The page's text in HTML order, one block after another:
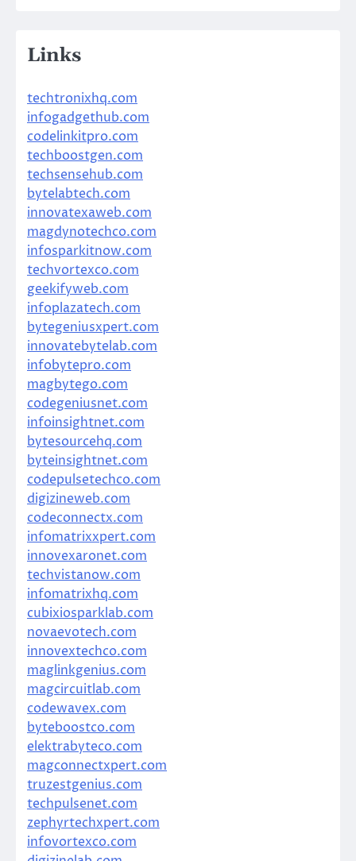
Links
techtronixhq.com
infogadgethub.com
codelinkitpro.com
techboostgen.com
techsensehub.com
bytelabtech.com
innovatexaweb.com
magdynotechco.com
infosparkitnow.com
techvortexco.com
geekifyweb.com
infoplazatech.com
bytegeniusxpert.com
innovatebytelab.com
infobytepro.com
magbytego.com
codegeniusnet.com
infoinsightnet.com
bytesourcehq.com
byteinsightnet.com
codepulsetechco.com
digizineweb.com
codeconnectx.com
infomatrixxpert.com
innovexaronet.com
techvistanow.com
infomatrixhq.com
cubixiosparklab.com
novaevotech.com
innovextechco.com
maglinkgenius.com
magcircuitlab.com
codewavex.com
byteboostco.com
elektrabyteco.com
magconnectxpert.com
truzestgenius.com
techpulsenet.com
zephyrtechxpert.com
infovortexco.com